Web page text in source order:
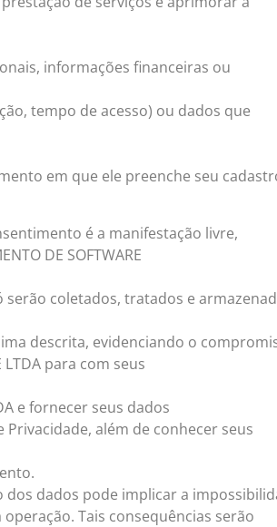
informações financeiras ou
tempo de acesso) ou dados que
em que ele preenche seu
é a manifestação livre,
DE SOFTWARE
serão coletados, tratados e
descrita, evidenciando o
LTDA para com seus
e fornecer seus dados
além de conhecer seus
dados pode implicar a
Tais consequências serão